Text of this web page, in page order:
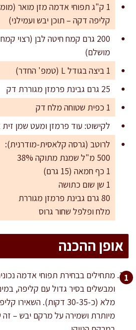
1 ק"ג תפוחי אדמה מזן מואר
קליפה דקה – תוכן יבש ועמילני)
מושלם)
1 ביצה בגודל L (טמפ' החדר)
25 גרם גבינת פרמזן מגוררת דק
1 כפית שטוחה מלח דק
לקישוט: עוד פרמזן ומעט שמן זית
לרוטב (גרסה קלאסית-מודרנית):
500 מ"ל שמנת מתוקה 38%
1 כף חמאה (15 גרם)
1 שן שום כתושה
80 גרם גבינת פרמזן מגוררת
מלח ופלפל שחור גרוס
אופן ההכנה
מתחילים בבחירת תפוחי אדמה
ומבשלים בסיר גדול עם קליפה,
מלא (כ-30-35 דקות).
מיותרת ושמירה על מרקם יבש – זה